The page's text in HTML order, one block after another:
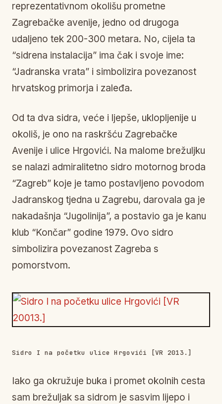
reprezentativnom okolišu prometne
Zagrebačke avenije, jedno od drugoga
udaljeno tek 200-300 metara. No, cijela ta
“sidrena instalacija” ima čak i svoje ime:
“Jadranska vrata” i simbolizira povezanost
hrvatskog primorja i zaleđa.
Od ta dva sidra, veće i ljepše, uklopljenije u
okoliš, je ono na raskršću Zagrebačke
Avenije i ulice Hrgovići. Na malome brežuljku
se nalazi admiralitetno sidro motornog broda
“Zagreb” koje je tamo postavljeno povodom
Jadranskog tjedna u Zagrebu, darovala ga je
nakadašnja “Jugolinija”, a postavio ga je kanu
klub “Končar” godine 1979. Ovo sidro
simbolizira povezanost Zagreba s
pomorstvom.
Sidro I na početku ulice Hrgovići [VR 2013.]
Iako ga okružuje buka i promet okolnih cesta
sam brežuljak sa sidrom je sasvim lijepo i